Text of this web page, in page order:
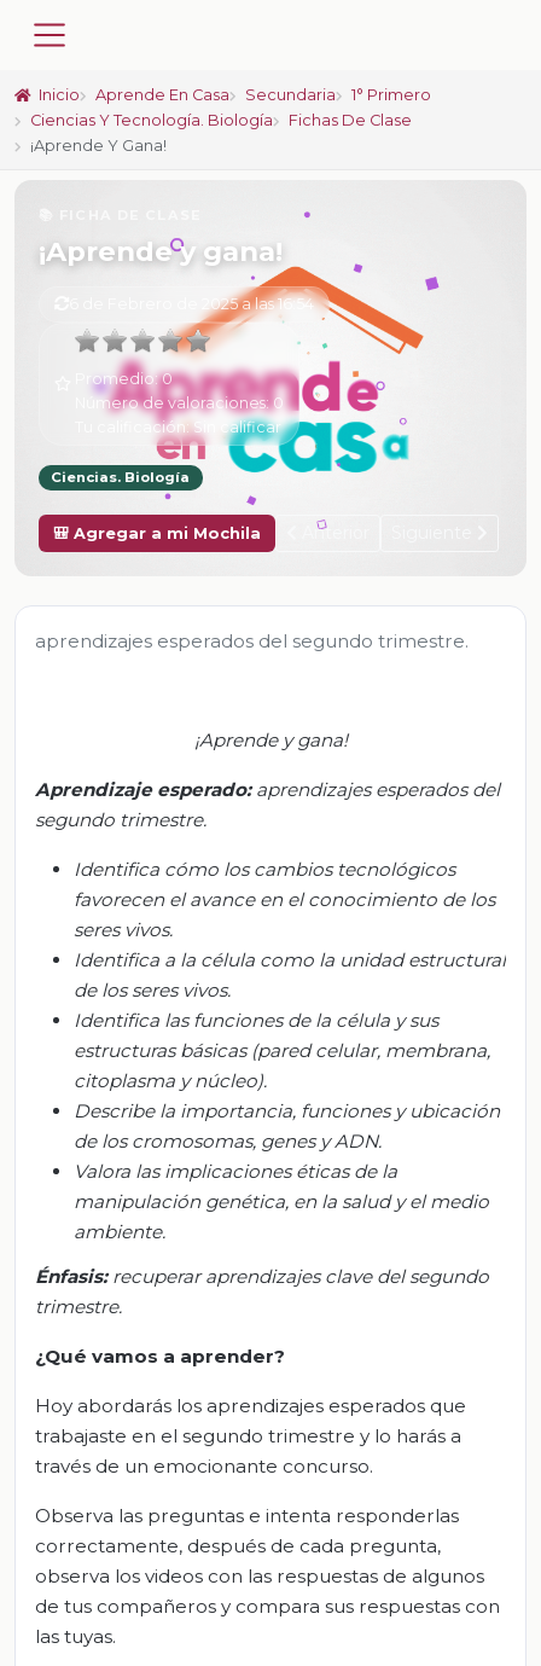
Inicio Aprende En Casa Secundaria
1° Primero
Ciencias Y Tecnología. Biología
Fichas De Clase
¡Aprende Y Gana!
¡Aprende y gana!
6 de Febrero de 2025 a las 16:54
Promedio:0
Número de valoraciones:0
Tu calificación:Sin calificar
Ciencias. Biología
🎒 Agregar a mi Mochila Anterior
aprendizajes esperados del segundo trimestre.
¡Aprende y gana!
Aprendizaje esperado:aprendizajes esperados del
segundo trimestre.
Identifica cómo los cambios tecnológicos
favorecen el avance en el conocimiento de los
seres vivos.
Identifica a la célula como la unidad estructural
de los seres vivos.
Identifica las funciones de la célula y sus
estructuras básicas (pared celular, membrana,
citoplasma y núcleo).
Describe la importancia, funciones y ubicación
de los cromosomas, genes y ADN.
Valora las implicaciones éticas de la
manipulación genética, en la salud y el medio
ambiente.
Énfasis:recuperar aprendizajes clave del segundo
trimestre.
¿Qué vamos a aprender?
Hoy abordarás los aprendizajes esperados que
trabajaste en el segundo trimestre y lo harás a
través de un emocionante concurso.
Observa las preguntas e intenta responderlas
correctamente, después de cada pregunta,
observa los videos con las respuestas de algunos
de tus compañeros y compara sus respuestas con
las tuyas.